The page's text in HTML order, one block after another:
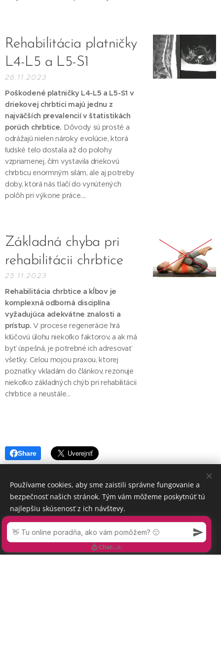
Rehabilitácia platničky
L4-L5 a L5-S1
26.11.2023
Poškodené platničky L4-L5 a L5-S1 v
driekovej chrbtici majú jednu z
najväčších prevalencií v štatistikách
porúch chrbtice. Dôvody sú prosté a
odrážajú nielen nároky evolúcie, ktorá
ľudské telo dostala až do polohy
vzpriamenej, čím vystavila driekovú
chrbticu enormným silám, ale aj potreby
doby, ktorá nás tlačí do vynútených
polôh pri výkone práce....
Základná chyba pri
rehabilitácii chrbtice
25.11.2023
Rehabilitácia chrbtice a kĺbov je
komplexná odborná disciplína
vyžadujúca adekvátne znalosti a
prístup. V procese regenerácie hrá
kľúčovú úlohu niekoľko faktorov, a ak má
byť úspešná, je potrebné ich adresovať
všetky. Celou mojou praxou, ktorej
poznatky vkladám do článkov, rezonuje
niekoľko základných chýb pri rehabilitácii
chrbtice a neustále...
Share
Používame cookies, aby sme zaistili správne fungovanie a
bezpečnosť našich stránok. Tým vám môžeme poskytnúť tú
najlepšiu skúsenosť z ich návštevy.
Prijať nevyhnutné Prijať všetko